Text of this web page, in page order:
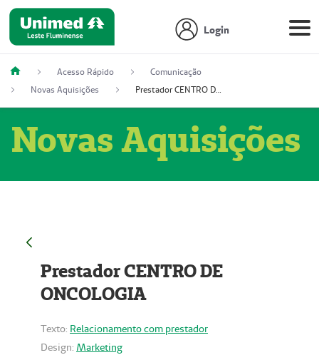
Login
Acesso Rápido
Comunicação
Novas Aquisições
Prestador CENTRO DE ONCOLOGIA
Novas Aquisições
Prestador CENTRO DE
ONCOLOGIA
Texto: Relacionamento com prestador
Design: Marketing